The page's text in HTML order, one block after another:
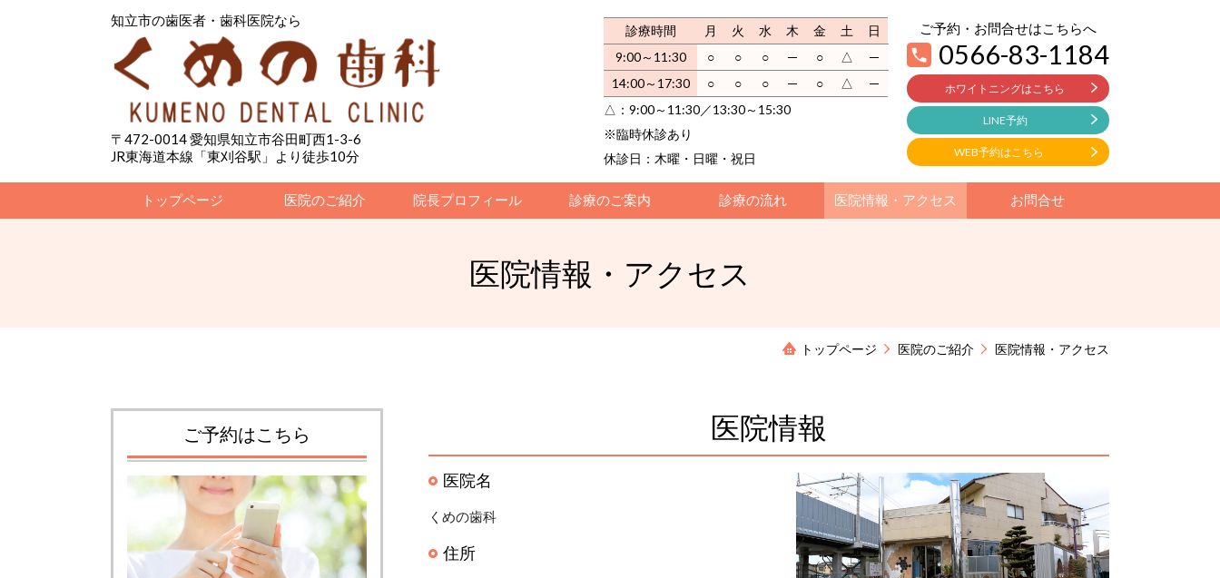
知立市の歯医者・歯科医院なら
〒472-0014 愛知県知立市谷田町西1-3-6
JR東海道本線「東刈谷駅」より徒歩10分
診療時間 月 火 水 木 金 土
日
9:00～11:30
○ ○ ○ ─ ○ △
─
14:00～17:30
○ ○ ○ ─ ○ △
─
△：9:00～11:30／13:30～15:30
※臨時休診あり
休診日：木曜・日曜・祝日
ご予約・お問合せはこちらへ
0566-83-1184
ホワイトニングはこちら
LINE予約
WEB予約はこちら
トップページ 医院のご紹介 院長プロフィール 診療のご案内 診療の流れ 医院情報・アクセス お問合せ
医院情報・アクセス
トップページ 医院のご紹介 医院情報・アクセス
医院情報
医院名
くめの歯科
住所
ご予約はこちら